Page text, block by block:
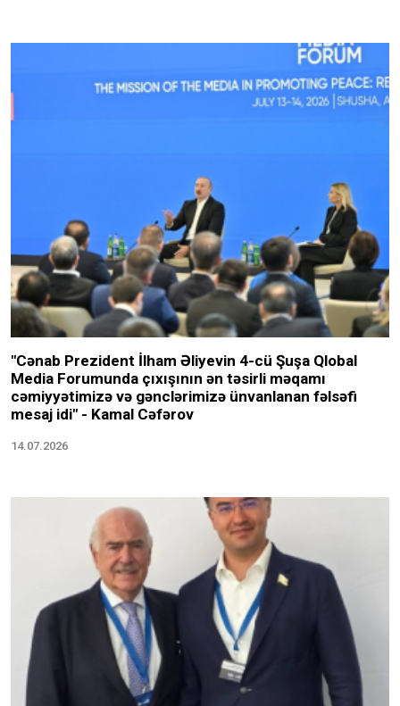
"Cənab Prezident İlham Əliyevin 4-cü Şuşa Qlobal
Media Forumunda çıxışının ən təsirli məqamı
cəmiyyətimizə və gənclərimizə ünvanlanan fəlsəfi
mesaj idi" - Kamal Cəfərov
14.07.2026